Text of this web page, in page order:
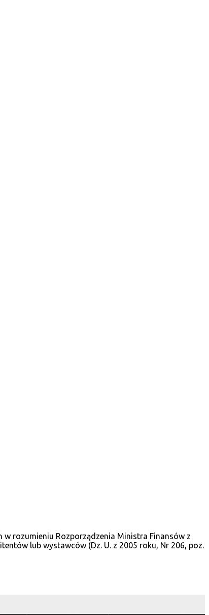
rozumieniu Rozporządzenia Ministra Finansów z
lub wystawców (Dz. U. z 2005 roku, Nr 206, poz.